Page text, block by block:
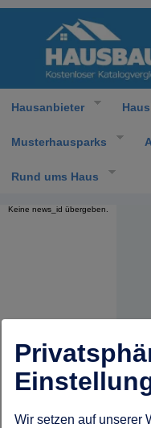
Hausanbieter
Musterhausparks
Rund ums Haus
Keine news_id übergeben.
Wir setzen auf unserer